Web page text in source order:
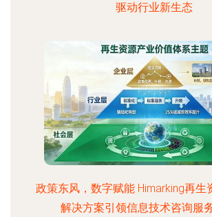
驱动行业新生态
政策东风，数字赋能 Himarking再生
解决方案引领信息技术咨询服